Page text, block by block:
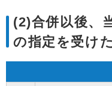
(2)合併以後、
の指定を受け